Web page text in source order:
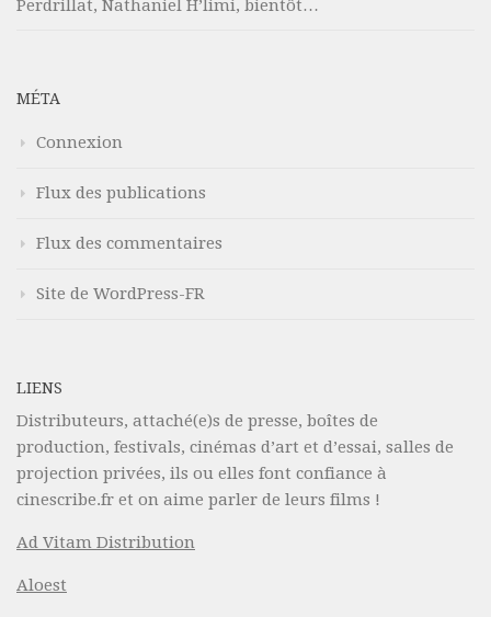
Perdrillat, Nathaniel H’limi, bientôt…
MÉTA
Connexion
Flux des publications
Flux des commentaires
Site de WordPress-FR
LIENS
Distributeurs, attaché(e)s de presse, boîtes de
production, festivals, cinémas d’art et d’essai, salles de
projection privées, ils ou elles font confiance à
cinescribe.fr et on aime parler de leurs films !
Ad Vitam Distribution
Aloest